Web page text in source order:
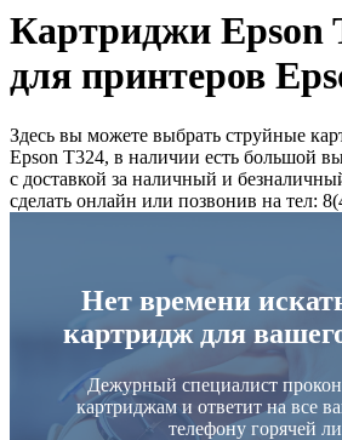
Картриджи Epson
для принтеров
Здесь вы можете выбрать струйные
Epson T324, в наличии есть большой
с доставкой за наличный и
сделать онлайн или позвонив на тел:
Нет времени
картридж для
Дежурный специалист
картриджам и ответит на все
телефону горячей